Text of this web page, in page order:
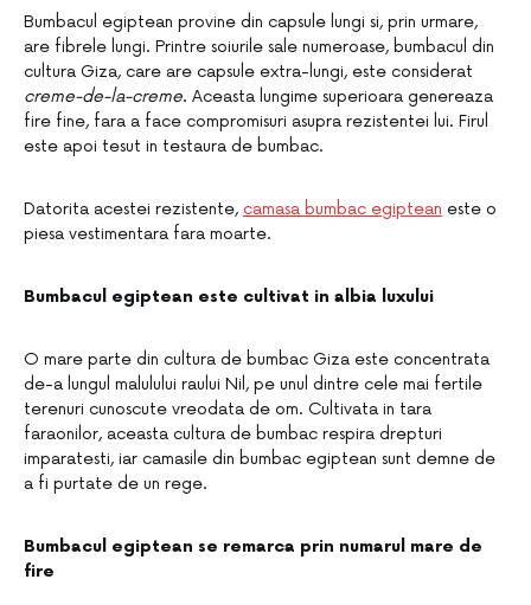
Bumbacul egiptean provine din capsule lungi si, prin urmare,
are fibrele lungi. Printre soiurile sale numeroase, bumbacul din
cultura Giza, care are capsule extra-lungi, este considerat
creme-de-la-creme. Aceasta lungime superioara genereaza
fire fine, fara a face compromisuri asupra rezistentei lui. Firul
este apoi tesut in testaura de bumbac.
Datorita acestei rezistente, camasa bumbac egiptean este o
piesa vestimentara fara moarte.
Bumbacul egiptean este cultivat in albia luxului
O mare parte din cultura de bumbac Giza este concentrata
de-a lungul malulului raului Nil, pe unul dintre cele mai fertile
terenuri cunoscute vreodata de om. Cultivata in tara
faraonilor, aceasta cultura de bumbac respira drepturi
imparatesti, iar camasile din bumbac egiptean sunt demne de
a fi purtate de un rege.
Bumbacul egiptean se remarca prin numarul mare de
fire